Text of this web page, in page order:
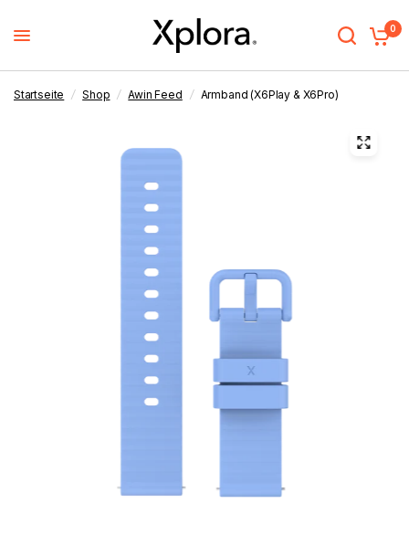
0
Startseite / Shop / Awin Feed / Armband (X6Play & X6Pro)